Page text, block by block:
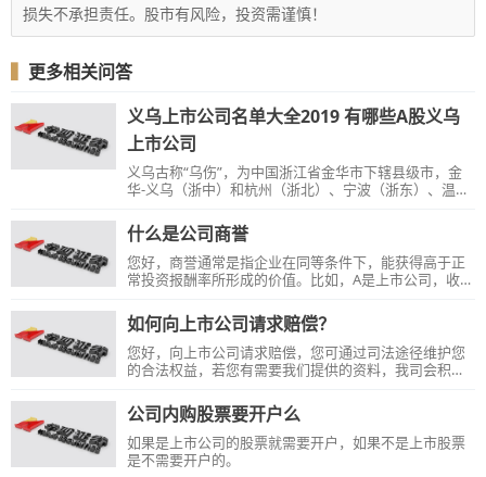
损失不承担责任。股市有风险，投资需谨慎！
▍ 更多相关问答
义乌上市公司名单大全2019 有哪些A股义乌
上市公司
义乌古称“乌伤”，为中国浙江省金华市下辖县级市，金
华-义乌（浙中）和杭州（浙北）、宁波（浙东）、温州
部。义乌是一个有着诸多出众特质的城市----全国首个县
级国家级国际贸易综合改革试验区,全国18个改革开放典
型地区之一，中国县级城市十大活力城市。截止到
2019.12.12义乌A股上市公司有5个....
什么是公司商誉
您好，商誉通常是指企业在同等条件下，能获得高于正
常投资报酬率所形成的价值。比如，A是上市公司，收购
么多花的3亿元就是商誉。
如何向上市公司请求赔偿？
您好，向上市公司请求赔偿，您可通过司法途径维护您
的合法权益，若您有需要我们提供的资料，我司会积极
公司内购股票要开户么
如果是上市公司的股票就需要开户，如果不是上市股票
是不需要开户的。